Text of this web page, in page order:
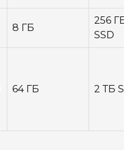
8 ГБ
256 ГБ
SSD
64 ГБ 2 ТБ